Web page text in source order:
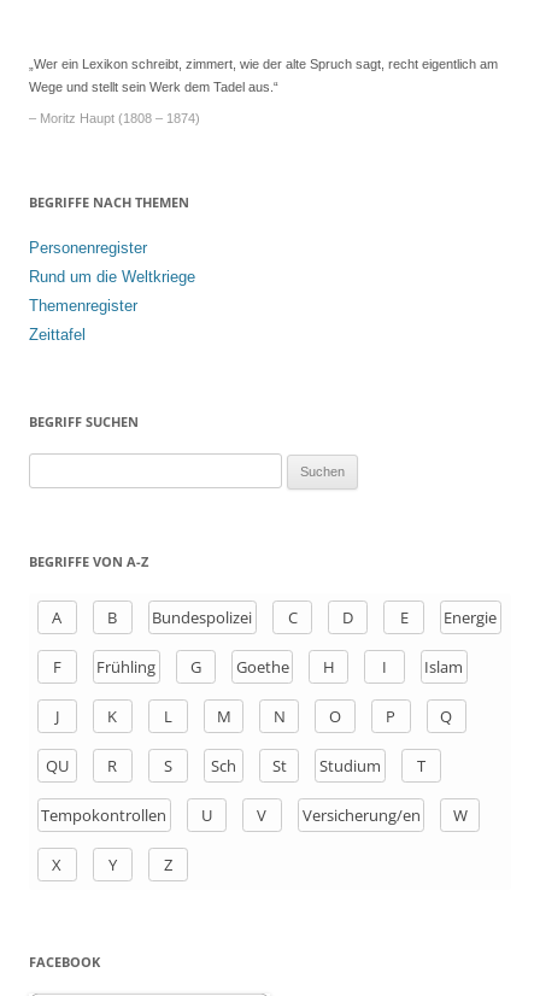
„Wer ein Lexikon schreibt, zimmert, wie der alte Spruch sagt, recht eigentlich am
Wege und stellt sein Werk dem Tadel aus.“
– Moritz Haupt (1808 – 1874)
BEGRIFFE NACH THEMEN
Personenregister
Rund um die Weltkriege
Themenregister
Zeittafel
BEGRIFF SUCHEN
h
BEGRIFFE VON A-Z
A B Bundespolizei C D E Energie
F Frühling G Goethe H I Islam
J K L M N O P Q
QU R S Sch St Studium T
Tempokontrollen U V Versicherung/en W
X Y Z
FACEBOOK